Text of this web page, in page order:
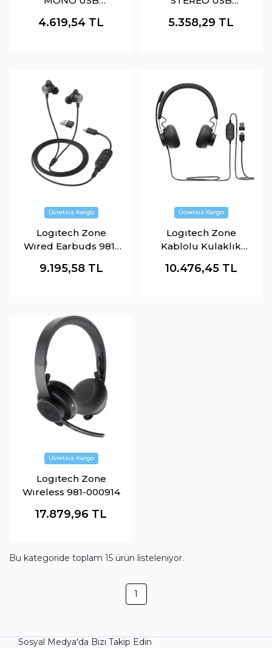
4.619,54 TL
000575
5.358,29 TL
Logıtech Zone
Wıred Earbuds 981-
9.195,58 TL
Logıtech Zone
Kablolu Kulaklık
10.476,45 TL
Logıtech Zone
Wıreless 981-000914
17.879,96 TL
Bu kategoride toplam 15 ürün listeleniyor.
1
Sosyal Medya'da Bizi Takip Edin